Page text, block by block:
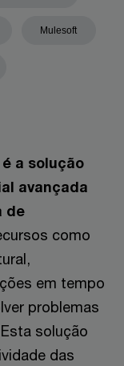
Mulesoft
a solução
avançada
de
como
em tempo
problemas
solução
das